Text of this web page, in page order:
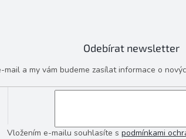
Odebírat newsletter
mail a my vám budeme zasílat informace o
Vložením e-mailu souhlasíte s podmínkami